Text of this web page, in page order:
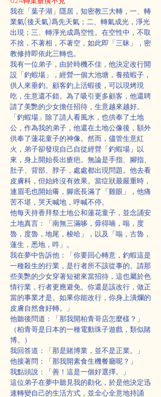
我在「葉子湖」隱居，知密教三大轉，一、轉
業氣(後天氣)爲先天氣；二、轉氣成光，淨光
出現；三、轉淨光成爲空性。在空性中，不取
不捨，不著相，不著空，如此即「三昧」，密
教修持即依此三轉也。
我有一位弟子，由於時機不佳，他決定改行開
設「釣蝦場」，經營一個大池塘，養殖蝦子，
供人來垂釣。顧客釣上活蝦後，可以現烤現
吃，生意還不錯。為了吸引更多顧客，他還聘
請了美艷的少女擔任招待，生意越來越好。
「釣蝦場」除了請人看風水，也供奉了土地
公，作為我的弟子，他還在土地公像後，額外
供奉了蓮花童子的神像。然而，儘管生意紅
火，弟子卻發現自己自從經營「釣蝦場」以
來，身上開始長出瘡疤。無論是手指、腳指、
肚子、背部、脖子，處處都出現問題。他去看
皮膚科，但始終沒有效果。當症狀最嚴重時，
連眉毛也開始癢，腳底長滿了「雞眼」，他痛
苦不堪，哭天喊地，呼喊不停。
他每天持香拜祭土地公和蓮花童子，並念誦安
土地真言：「南無三滿哆，毋得喃，嗡，度
魯，度魯，地尾，梭哈」，以及「嗡，古魯，
蓮生，悉地，吽」。
我在夢中告訴他：「你要回心轉意，釣蝦這是
一種殺生的行業，是行者所不該從事的。請那
些美艷的少女穿著短裙來當招待，這也屬於色
情行業，行者更應避免。你還是該改行，做正
當的事業才是。如果你能改行，你身上潰爛的
皮膚自然會好轉。」
他聽後問道：「那我開柏青哥店怎麼樣？」
（柏青哥是日本的一種電動珠子遊戲，類似賭
博。）
我回答道：「那是賭博業，並不是正業。」
他接著問：「那我開素食生機餐廳呢？」
我點頭說：「善！這是一個好選擇。」
這位弟子在夢中聽見我的勸化，於是他決定迅
速轉變自己的生活方式，並全心全意地持誦